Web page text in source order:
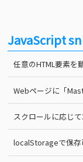
JavaScript
任意のHTML要素を
Webページに「
スクロールに応じ
localStorageで保存